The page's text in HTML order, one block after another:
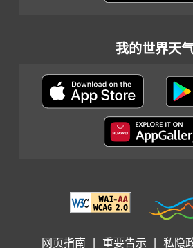
我的世界天
网页指南 重要告示 私隐